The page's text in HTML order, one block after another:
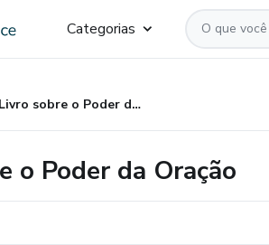
Categorias
Livro sobre o Poder da Oração
o Poder da Oração